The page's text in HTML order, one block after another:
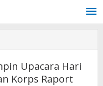
Upacara Hari
Korps Raport